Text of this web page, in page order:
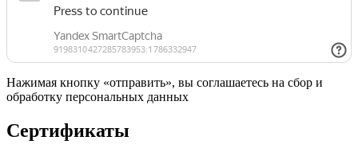
Нажимая кнопку «отправить», вы соглашаетесь на сбор и
обработку персональных данных
Сертификаты